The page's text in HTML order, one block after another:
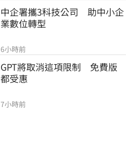
中企署攜3科技公司　助中小企
業數位轉型
6小時前
GPT將取消這項限制　免費版
都受惠
7小時前